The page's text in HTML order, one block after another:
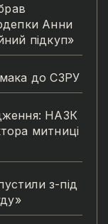
Анни
підкуп»
до СЗРУ
НАЗК
митниці
з-під